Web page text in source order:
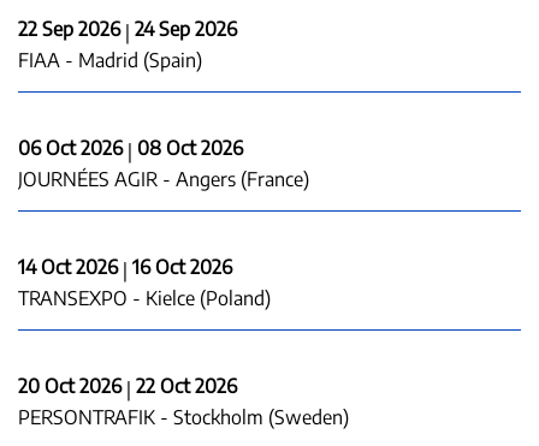
22 Sep 2026| 24 Sep 2026
FIAA - Madrid (Spain)
06 Oct 2026| 08 Oct 2026
JOURNÉES AGIR - Angers (France)
14 Oct 2026| 16 Oct 2026
TRANSEXPO - Kielce (Poland)
20 Oct 2026| 22 Oct 2026
PERSONTRAFIK - Stockholm (Sweden)